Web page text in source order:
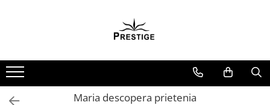
Noutati
Promotii
Pachete Speciale CartiMaria descopera prietenia